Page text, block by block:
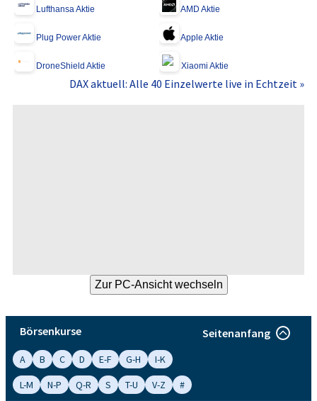
Lufthansa Aktie AMD Aktie
Plug Power Aktie Apple Aktie
DroneShield Aktie Xiaomi Aktie
DAX aktuell: Alle 40 Einzelwerte live in Echtzeit »
Börsenkurse Seitenanfang
A B C D E-F G-H
I-K
L-M
N-P Q-R S T-U V-Z #